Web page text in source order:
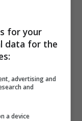
del
il bonus
for your
data for the
advertising and
and
a device